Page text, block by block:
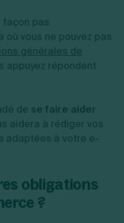
façon pas
où vous ne pouvez pas
générales de
appuyez répondent
de se faire aider
aidera à rédiger vos
adaptées à votre e-
obligations
?